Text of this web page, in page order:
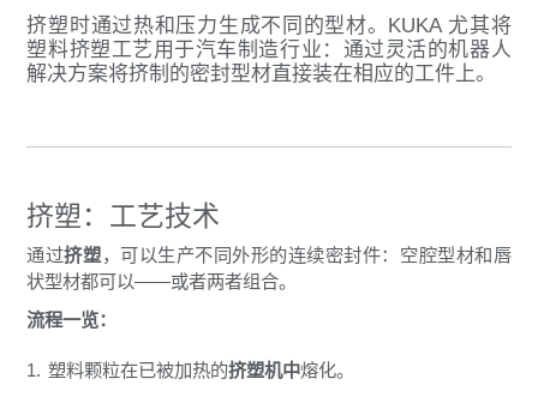
挤塑时通过热和压力生成不同的型材。KUKA 尤其将
塑料挤塑工艺用于汽车制造行业：通过灵活的机器人
解决方案将挤制的密封型材直接装在相应的工件上。
挤塑：工艺技术
通过挤塑，可以生产不同外形的连续密封件：空腔型材和唇
状型材都可以——或者两者组合。
流程一览：
塑料颗粒在已被加热的挤塑机中熔化。